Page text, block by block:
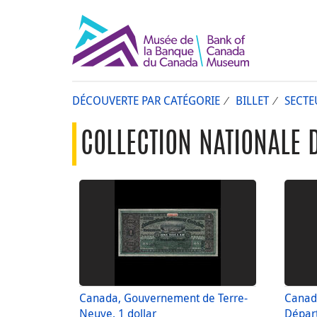
DÉCOUVERTE PAR CATÉGORIE BILLET
COLLECTION NATIONALE
Canada, Gouvernement de Terre-
Neuve, 1 dollar